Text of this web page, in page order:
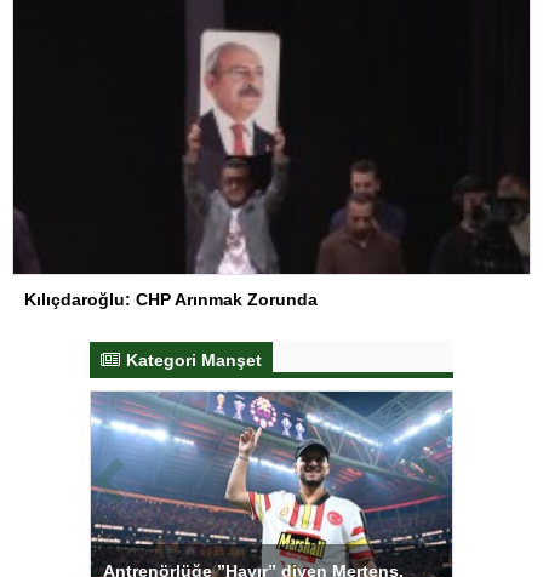
Kılıçdaroğlu: CHP Arınmak Zorunda
Kategori Manşet
Antrenörlüğe ”Hayır” diyen Mertens,